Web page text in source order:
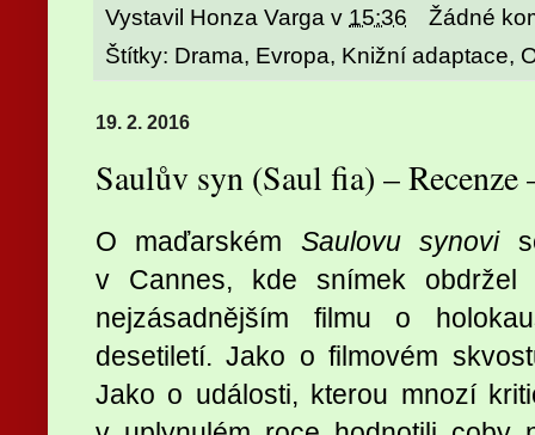
Vystavil Honza Varga v 15:36
Žádné
Štítky: Drama, Evropa, Knižní adaptace,
19. 2. 2016
Saulův syn (Saul fia) – Recenze
O maďarském Saulovu synovi
v Cannes, kde snímek
nejzásadnějším filmu o
desetiletí. Jako o filmovém
Jako o události, kterou mnozí